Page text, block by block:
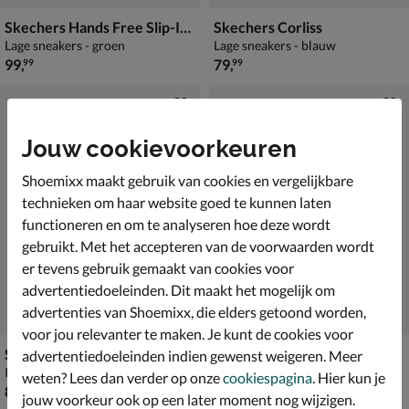
Skechers Hands Free Slip-Ins Slade Gage
Lage sneakers - groen
€ 99,99
99,99
Skechers Corliss
Lage sneakers - blauw
€ 79,99
79,99
Skechers Hands Free Slip-Ins Summits
Instapschoenen - blauw
€ 89,99
89 ,
Lage sneakers - blauw
Jouw cookievoorkeuren
Shoemixx maakt gebruik van cookies en vergelijkbare
technieken om haar website goed te kunnen laten
functioneren en om te analyseren hoe deze wordt
gebruikt. Met het accepteren van de voorwaarden wordt
er tevens gebruik gemaakt van cookies voor
advertentiedoeleinden. Dit maakt het mogelijk om
advertenties van Shoemixx, die elders getoond worden,
voor jou relevanter te maken. Je kunt de cookies voor
advertentiedoeleinden indien gewenst weigeren. Meer
weten? Lees dan verder op onzecookiespagina . Hier kun je
jouw voorkeur ook op een later moment nog wijzigen.